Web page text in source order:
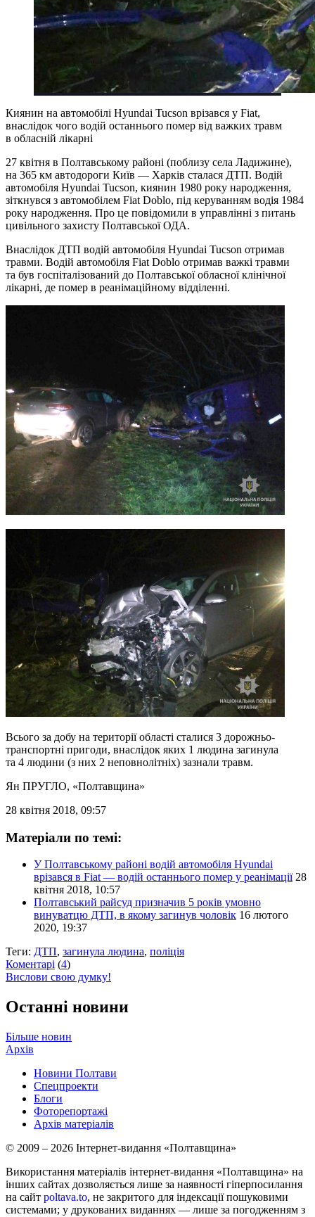
Киянин на автомобілі Hyundai Tucson врізався у Fiat,
внаслідок чого водій останнього помер від важких травм
в обласній лікарні
27 квітня в Полтавському районі (поблизу села Ладижине),
на 365 км автодороги Київ — Харків сталася ДТП. Водій
автомобіля Hyundai Tucson, киянин 1980 року народження,
зіткнувся з автомобілем Fiat Doblo, під керуванням водія 1984
року народження. Про це повідомили в управлінні з питань
цивільного захисту Полтавської ОДА.
Внаслідок ДТП водій автомобіля Hyundai Tucson отримав
травми. Водій автомобіля Fiat Doblo отримав важкі травми
та був госпіталізований до Полтавської обласної клінічної
лікарні, де помер в реанімаційному відділенні.
Всього за добу на території області сталися 3 дорожньо-
транспортні пригоди, внаслідок яких 1 людина загинула
та 4 людини (з них 2 неповнолітніх) зазнали травм.
Ян ПРУГЛО, «Полтавщина»
28 квітня 2018, 09:57
Матеріали по темі:
У Полтавському районі водій автомобіля Hyundai
врізався в Fiat — водій останнього помер у реанімації 28
квітня 2018, 10:57
Полтавський райсуд призначив 5 років умовно
винуватцю ДТП, в якому загинув чоловік 16 лютого
2020, 19:37
Теги: ДТП, загинула людина, поліція
Коментарі (4)
Вислови свою думку!
Останні новини
Більше новин
Архів
Новини Полтави
Спецпроекти
Блоги
Фоторепортажі
Архів матеріалів
© 2009 – 2026 Інтернет-видання «Полтавщина»
Використання матеріалів інтернет-видання «Полтавщина» на
інших сайтах дозволяється лише за наявності гіперпосилання
на сайт poltava.to, не закритого для індексації пошуковими
системами; у друкованих виданнях — лише за погодженням з